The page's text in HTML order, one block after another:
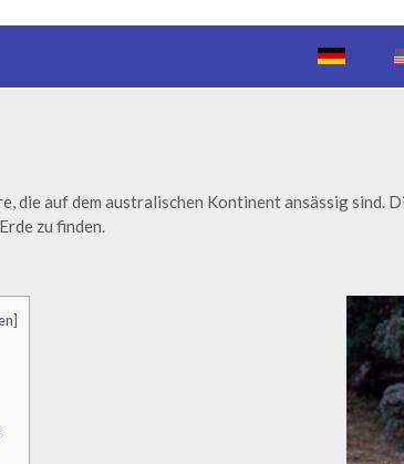
die auf dem australischen Kontinent ansässig sind.
zu finden.
]